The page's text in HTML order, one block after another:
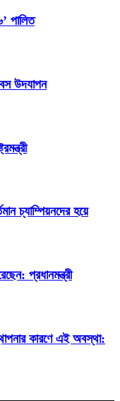
পালিত
উদযাপন
চ্যাম্পিয়নদের হয়ে
প্রধানমন্ত্রী
কারণে এই অবস্থা: